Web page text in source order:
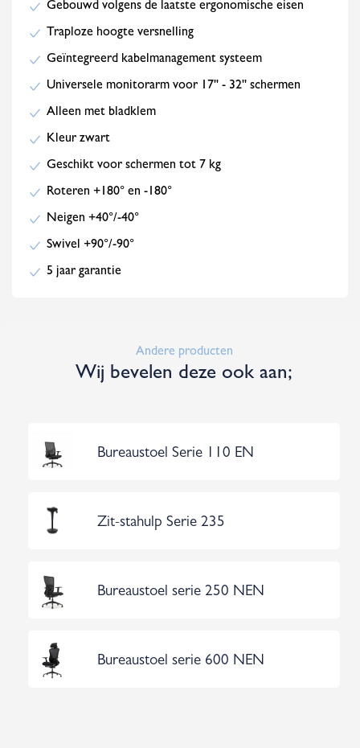
Gebouwd volgens de laatste ergonomische eisen
Traploze hoogte versnelling
Geïntegreerd kabelmanagement systeem
Universele monitorarm voor 17'' - 32'' schermen
Alleen met bladklem
Kleur zwart
Geschikt voor schermen tot 7 kg
Roteren +180° en -180°
Neigen +40°/-40°
Swivel +90°/-90°
5 jaar garantie
Andere producten
Wij bevelen deze ook aan;
Bureaustoel Serie 110 EN
Zit-stahulp Serie 235
Bureaustoel serie 250 NEN
Bureaustoel serie 600 NEN